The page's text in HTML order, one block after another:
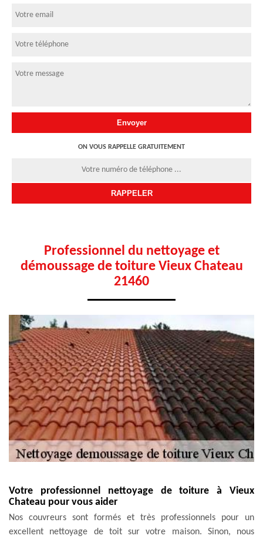
ON VOUS RAPPELLE GRATUITEMENT
Professionnel du nettoyage et
démoussage de toiture Vieux Chateau
21460
Votre professionnel nettoyage de toiture à Vieux
Chateau pour vous aider
Nos couvreurs sont formés et très professionnels pour un
excellent nettoyage de toit sur votre maison. Sinon, nous